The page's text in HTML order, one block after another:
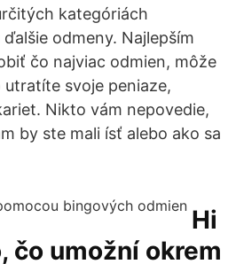
kategóriách
odmeny. Najlepším
čo najviac odmien, môže
svoje peniaze,
Nikto vám nepovedie,
by ste mali ísť alebo ako sa
Hi
čo umožní okrem